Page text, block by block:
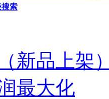
索
新品上架
最大化